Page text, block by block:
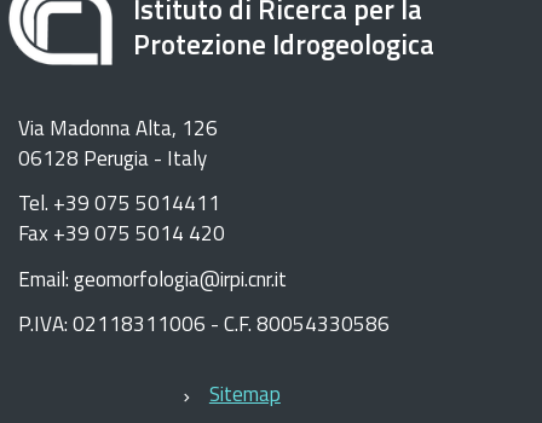
Istituto di Ricerca per la
Protezione Idrogeologica
Via Madonna Alta, 126
06128 Perugia - Italy
Tel. +39 075 5014411
Fax +39 075 5014 420
Email: geomorfologia@irpi.cnr.it
P.IVA: 02118311006 - C.F. 80054330586
Sitemap